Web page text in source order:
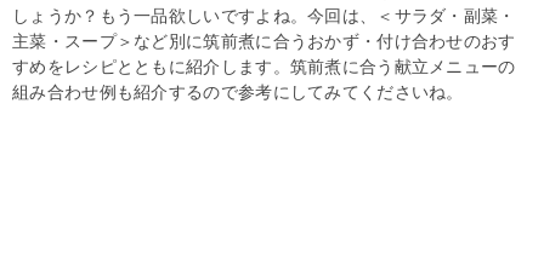
しょうか？もう一品欲しいですよね。今回は、＜サラダ・副菜・
主菜・スープ＞など別に筑前煮に合うおかず・付け合わせのおす
すめをレシピとともに紹介します。筑前煮に合う献立メニューの
組み合わせ例も紹介するので参考にしてみてくださいね。